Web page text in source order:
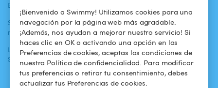
¡Bienvenido a Swimmy! Utilizamos cookies para una
navegación por la página web más agradable.
¡Además, nos ayudan a mejorar nuestro servicio! Si
haces clic en OK o activando una opción en las
Preferencias de cookies, aceptas las condiciones de
nuestra Política de confidencialidad. Para modificar
tus preferencias o retirar tu consentimiento, debes
actualizar tus Preferencias de cookies.
Blog
Swimmy en los
medios
La aventura
Swimmy
Para los
propietarios
Alquilar mi
piscina
¿Cómo funciona?
Condiciones de
uso
Política de
confidencialidad
Aviso legal